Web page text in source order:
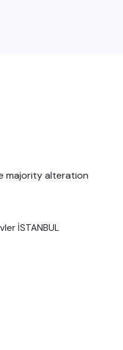
majority alteration
İSTANBUL